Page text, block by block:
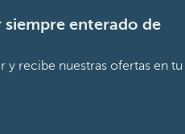
enterado de
y recibe nuestras ofertas en tu